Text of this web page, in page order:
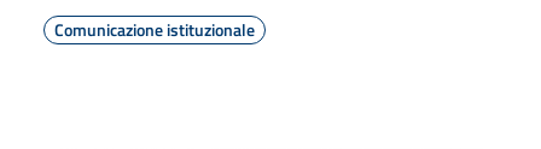
Comunicazione istituzionale